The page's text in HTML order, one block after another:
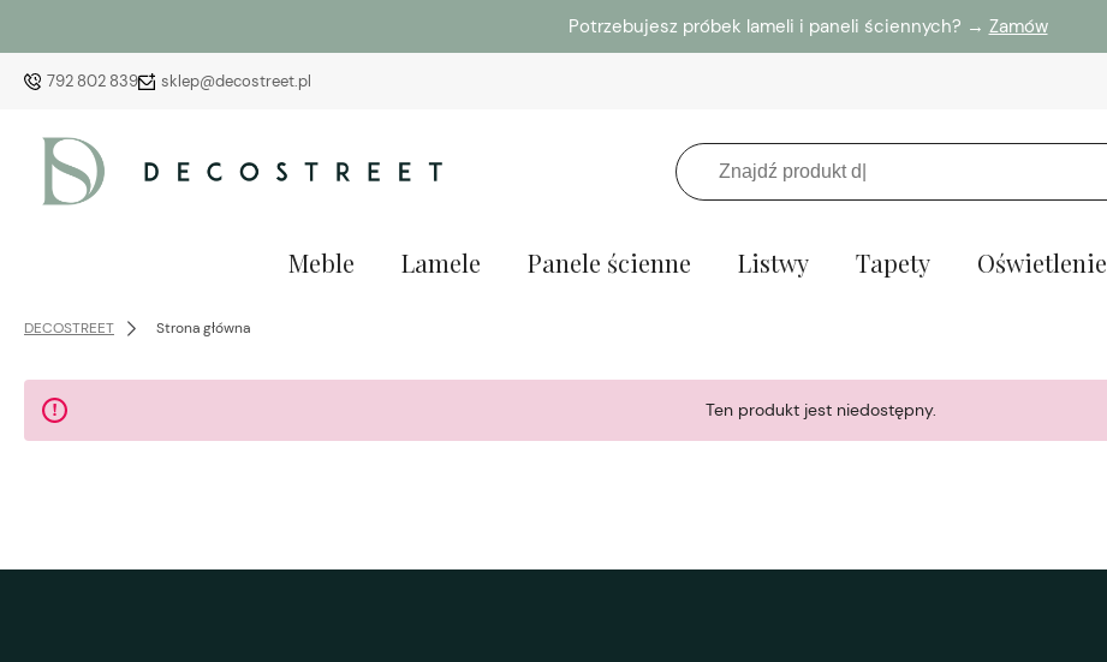
Potrzebujesz próbek lameli i paneli ściennych? → Zamów
792 802 839 sklep@decostreet.pl
Meble Lamele Panele ścienne Listwy Tapety Oświetlenie
DECOSTREET Strona główna
Ten produkt jest niedostępny.